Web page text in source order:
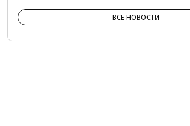
ВСЕ НОВОСТИ